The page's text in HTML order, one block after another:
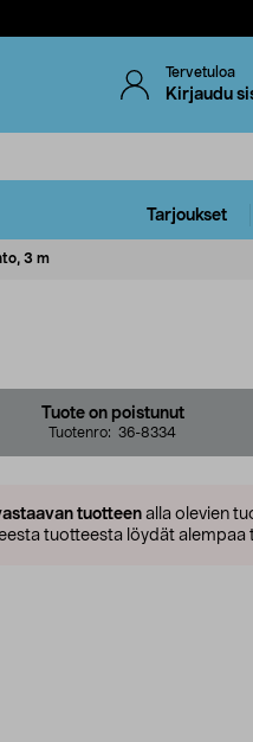
Tervetuloa
Kirjaudu
Tarjoukset
3 m
Tuote on poistunut
Tuotenro: 36-8334
tuotteen alla olevien
tuotteesta löydät alempaa